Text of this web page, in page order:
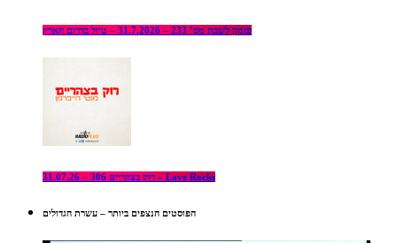
פזמון לשבת מס’ 233 – 31.7.2026 – טיול בדרום הארץ
רוק בצהריים 306 – 31.07.26 – Love Rocks
הפוסטים הנצפים ביותר – עשרת הגדולים